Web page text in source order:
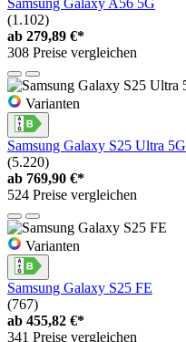
Samsung Galaxy A56 5G
(1.102)
ab 279,89 €*
308 Preise vergleichen
Varianten
Samsung Galaxy S25 Ultra 5G
(5.220)
ab 769,90 €*
524 Preise vergleichen
Varianten
Samsung Galaxy S25 FE
(767)
ab 455,82 €*
341 Preise vergleichen